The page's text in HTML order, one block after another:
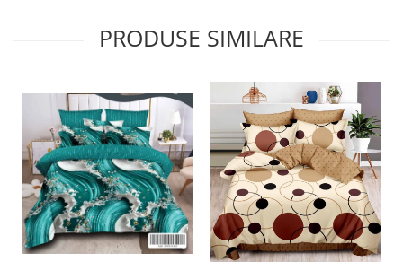
PRODUSE SIMILARE